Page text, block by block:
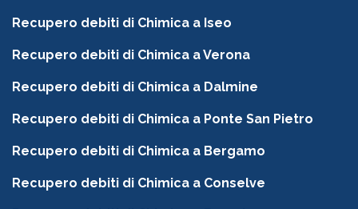
Recupero debiti di Chimica a Iseo
Recupero debiti di Chimica a Verona
Recupero debiti di Chimica a Dalmine
Recupero debiti di Chimica a Ponte San Pietro
Recupero debiti di Chimica a Bergamo
Recupero debiti di Chimica a Conselve